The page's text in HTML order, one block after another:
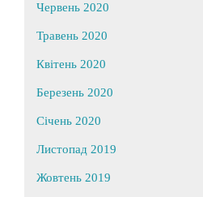
Червень 2020
Травень 2020
Квітень 2020
Березень 2020
Січень 2020
Листопад 2019
Жовтень 2019